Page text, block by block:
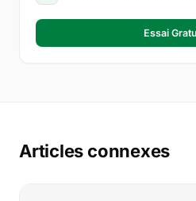
Essai
Articles connexes